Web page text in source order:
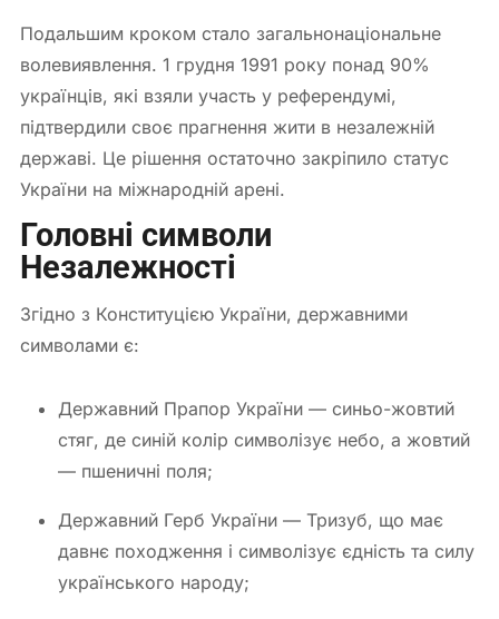
Подальшим кроком стало загальнонаціональне
волевиявлення. 1 грудня 1991 року понад 90%
українців, які взяли участь у референдумі,
підтвердили своє прагнення жити в незалежній
державі. Це рішення остаточно закріпило статус
України на міжнародній арені.
Головні символи
Незалежності
Згідно з Конституцією України, державними
символами є:
Державний Прапор України — синьо-жовтий
стяг, де синій колір символізує небо, а жовтий
— пшеничні поля;
Державний Герб України — Тризуб, що має
давнє походження і символізує єдність та силу
українського народу;